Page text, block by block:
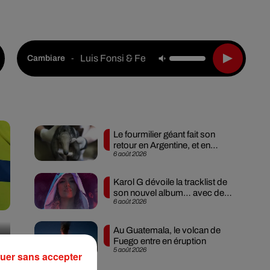
Cambiare - Luis Fonsi & Feid
6 août 2026
Le fourmilier géant fait son
retour en Argentine, et en
pleine...
6 août 2026
Karol G dévoile la tracklist de
son nouvel album… avec des
invités...
5 août 2026
Au Guatemala, le volcan de
Fuego entre en éruption
sans accepter